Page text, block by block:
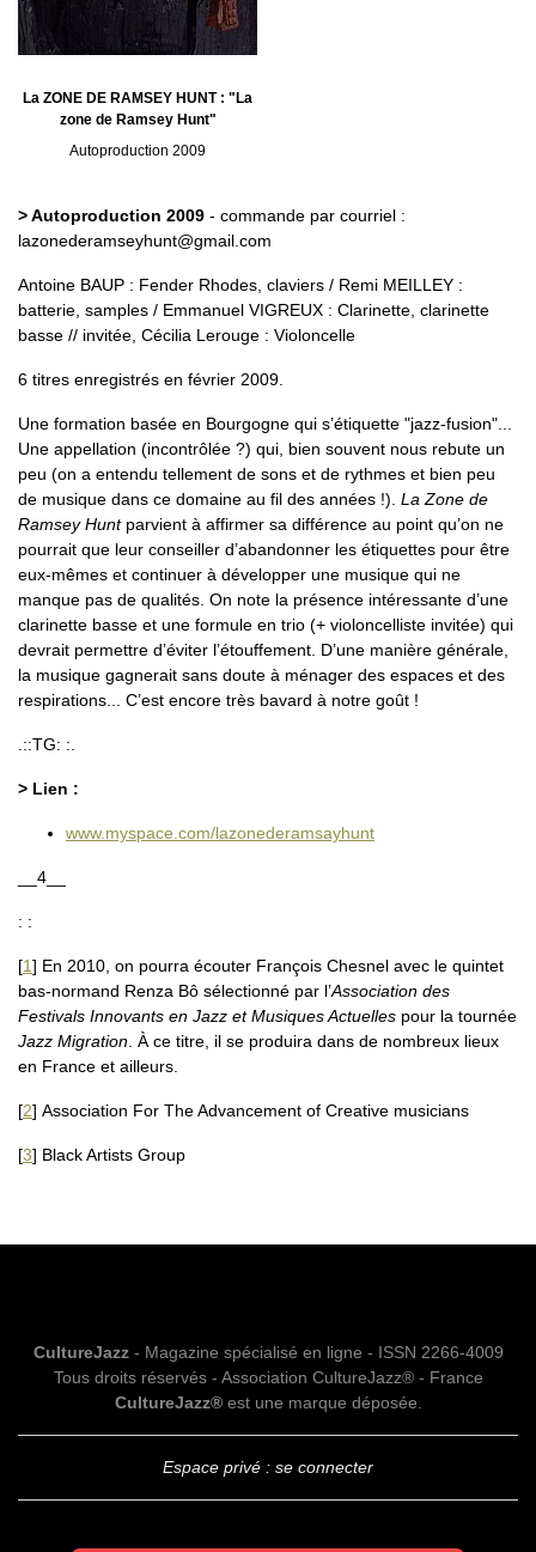
La ZONE DE RAMSEY HUNT : "La
zone de Ramsey Hunt"
Autoproduction 2009
> Autoproduction 2009 - commande par courriel :
lazonederamseyhunt@gmail.com
Antoine BAUP : Fender Rhodes, claviers / Remi MEILLEY :
batterie, samples / Emmanuel VIGREUX : Clarinette, clarinette
basse // invitée, Cécilia Lerouge : Violoncelle
6 titres enregistrés en février 2009.
Une formation basée en Bourgogne qui s’étiquette "jazz-fusion"...
Une appellation (incontrôlée ?) qui, bien souvent nous rebute un
peu (on a entendu tellement de sons et de rythmes et bien peu
de musique dans ce domaine au fil des années !). La Zone de
Ramsey Huntparvient à affirmer sa différence au point qu’on ne
pourrait que leur conseiller d’abandonner les étiquettes pour être
eux-mêmes et continuer à développer une musique qui ne
manque pas de qualités. On note la présence intéressante d’une
clarinette basse et une formule en trio (+ violoncelliste invitée) qui
devrait permettre d’éviter l’étouffement. D’une manière générale,
la musique gagnerait sans doute à ménager des espaces et des
respirations... C’est encore très bavard à notre goût !
.::TG: :.
> Lien :
www.myspace.com/lazonederamsayhunt
__4__
: :
[1] En 2010, on pourra écouter François Chesnel avec le quintet
bas-normand Renza Bô sélectionné par l’Association des
Festivals Innovants en Jazz et Musiques Actuelles pour la tournée
Jazz Migration . À ce titre, il se produira dans de nombreux lieux
en France et ailleurs.
[2] Association For The Advancement of Creative musicians
[3] Black Artists Group
CultureJazz- Magazine spécialisé en ligne - ISSN 2266-4009
Tous droits réservés - Association CultureJazz® - France
CultureJazz®est une marque déposée.
Espace privé : se connecter